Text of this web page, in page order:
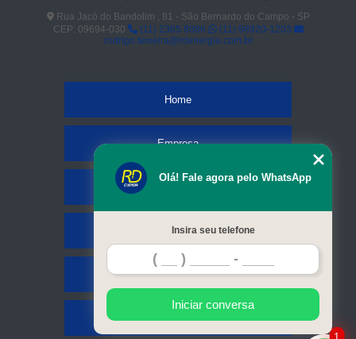
Rua Jacó do Bandolim , 81 - São Bernardo do Campo - SP
CEP: 09694-030
(11) 2365 8086
(11) 98920-1203
rodrigo.teixeira@rdenergia.com.br
Home
Empresa
Serviços
Contato
Mapa do site
Olá! Fale agora pelo WhatsApp
Insira seu telefone
Iniciar conversa